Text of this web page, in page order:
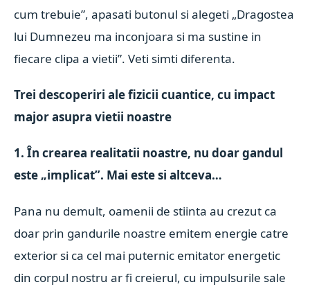
cum trebuie”, apasati butonul si alegeti „Dragostea
lui Dumnezeu ma inconjoara si ma sustine in
fiecare clipa a vietii”. Veti simti diferenta.
Trei descoperiri ale fizicii cuantice, cu impact
major asupra vietii noastre
1. În crearea realitatii noastre, nu doar gandul
este „implicat”. Mai este si altceva…
Pana nu demult, oamenii de stiinta au crezut ca
doar prin gandurile noastre emitem energie catre
exterior si ca cel mai puternic emitator energetic
din corpul nostru ar fi creierul, cu impulsurile sale